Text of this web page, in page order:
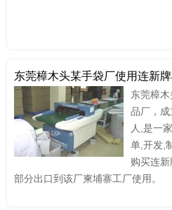
东莞樟木头某手袋厂使用连新
东莞樟
品厂，
人,是一
单,开发,
购买连
部分出口到该厂柬埔寨工厂使用。